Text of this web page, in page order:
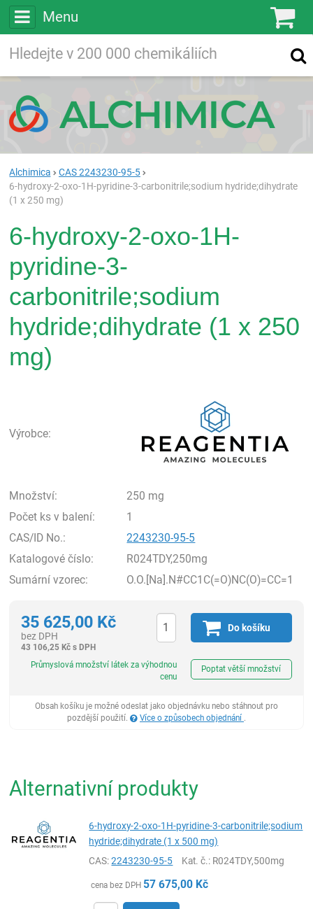
Menu
Vyhledávání
Alchimica
CAS 2243230-95-5
6-hydroxy-2-oxo-1H-pyridine-3-carbonitrile;sodium hydride;dihydrate
(1 x 250 mg)
6-hydroxy-2-oxo-1H-
pyridine-3-
carbonitrile;sodium
hydride;dihydrate (1 x 250
mg)
Výrobce:
Množství:
250 mg
Počet ks v balení:
1
CAS/ID No.:
2243230-95-5
Katalogové číslo:
R024TDY,250mg
Sumární vzorec:
O.O.[Na].N#CC1C(=O)NC(O)=CC=1
35 625,00 Kč
bez DPH
43 106,25Kč s DPH
Do košíku
Průmyslová množství látek za výhodnou
cenu
Poptat větší množství
Obsah košíku je možné odeslat jako objednávku nebo stáhnout pro
pozdější použití.
Více o způsobech objednání .
Alternativní produkty
6-hydroxy-2-oxo-1H-pyridine-3-carbonitrile;sodium
hydride;dihydrate (1 x 500 mg)
CAS:2243230-95-5 Kat. č.: R024TDY,500mg
cena bez DPH 57 675,00 Kč